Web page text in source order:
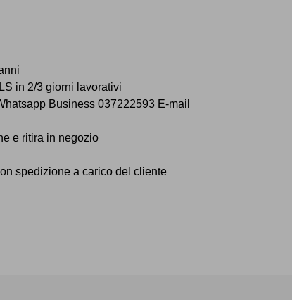
in 2/3 giorni lavorativi
Business 037222593 E-mail
e ritira in negozio
spedizione a carico del cliente